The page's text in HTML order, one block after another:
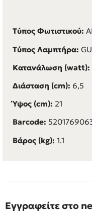
Τύπος Φωτιστικού:
Τύπος Λαμπτήρα:
Κατανάλωση (watt):
Διάσταση (cm): 6,5
Ύψος (cm): 21
Barcode:
Βάρος (kg): 1.1
Εγγραφείτε στο